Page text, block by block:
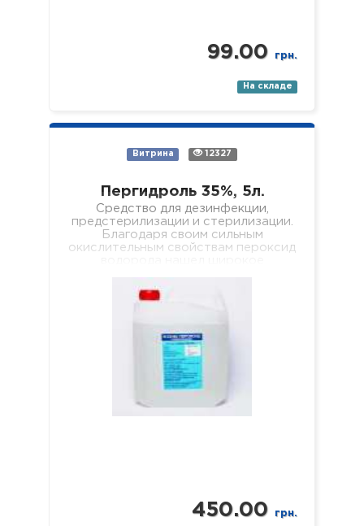
99.00 грн.
На складе
Витрина 12327
Пергидроль 35%, 5л.
Средство для дезинфекции,
предстерилизации и стерилизации.
Благодаря своим сильным
окислительным свойствам пероксид
промышленности, где используется,
например, в…
450.00 грн.